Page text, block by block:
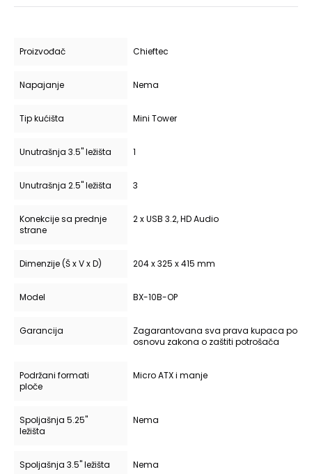
Proizvođač Chieftec
Napajanje Nema
Tip kućišta Mini Tower
Unutrašnja 3.5" ležišta 1
Unutrašnja 2.5" ležišta 3
Konekcije sa prednje
strane
2 x USB 3.2, HD Audio
Dimenzije (Š x V x D) 204 x 325 x 415 mm
Model BX-10B-OP
Garancija
Zagarantovana sva prava kupaca po
osnovu zakona o zaštiti potrošača
Podržani formati
ploče
Micro ATX i manje
Spoljašnja 5.25"
ležišta
Nema
Spoljašnja 3.5" ležišta Nema